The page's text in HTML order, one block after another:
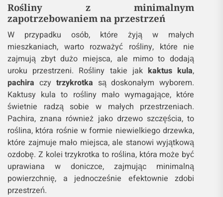
Rośliny z minimalnym
zapotrzebowaniem na przestrzeń
W przypadku osób, które żyją w małych
mieszkaniach, warto rozważyć rośliny, które nie
zajmują zbyt dużo miejsca, ale mimo to dodają
uroku przestrzeni. Rośliny takie jak kaktus kula,
pachira czy trzykrotka są doskonałym wyborem.
Kaktusy kula to rośliny mało wymagające, które
świetnie radzą sobie w małych przestrzeniach.
Pachira, znana również jako drzewo szczęścia, to
roślina, która rośnie w formie niewielkiego drzewka,
które zajmuje mało miejsca, ale stanowi wyjątkową
ozdobę. Z kolei trzykrotka to roślina, która może być
uprawiana w doniczce, zajmując minimalną
powierzchnię, a jednocześnie efektownie zdobi
przestrzeń.